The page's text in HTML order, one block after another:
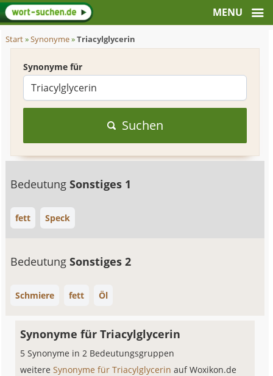
Start»Synonyme»Triacylglycerin
Synonyme für
Suchen
BedeutungSonstiges 1
fett Speck
BedeutungSonstiges 2
Schmiere fett Öl
Synonyme für Triacylglycerin
5 Synonyme in 2 Bedeutungsgruppen
weitereSynonyme für Triacylglycerinauf Woxikon.de